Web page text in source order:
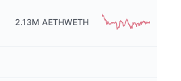
2.13M AETHWETH